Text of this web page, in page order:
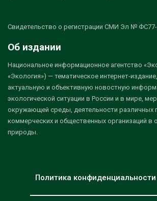
Свидетельство о регистрации СМИ Эл №
Об издании
Национальное информационное агентство
«Экология») — тематическое интернет-
актуальную и объективную новостную
экологической ситуации в России и в мире,
окружающей среды, деятельности различных
коммерческих и общественных организаций в
природы.
Политика